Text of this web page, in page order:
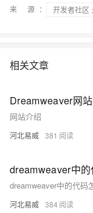
来 源：
开发者社区
相关文章
Dreamweaver网
网站介绍
河北易威 381
dreamweaver中的
dreamweaver中的代码
河北易威 384